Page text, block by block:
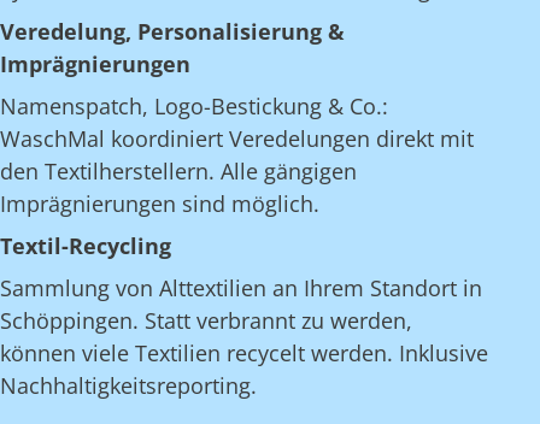
Veredelung, Personalisierung &
Imprägnierungen
Namenspatch, Logo-Bestickung & Co.:
WaschMal koordiniert Veredelungen direkt mit
den Textilherstellern. Alle gängigen
Imprägnierungen sind möglich.
Textil-Recycling
Sammlung von Alttextilien an Ihrem Standort in
Schöppingen. Statt verbrannt zu werden,
können viele Textilien recycelt werden. Inklusive
Nachhaltigkeitsreporting.